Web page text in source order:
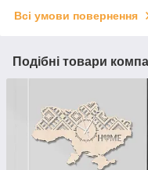
Всі умови повернення
Подібні товари